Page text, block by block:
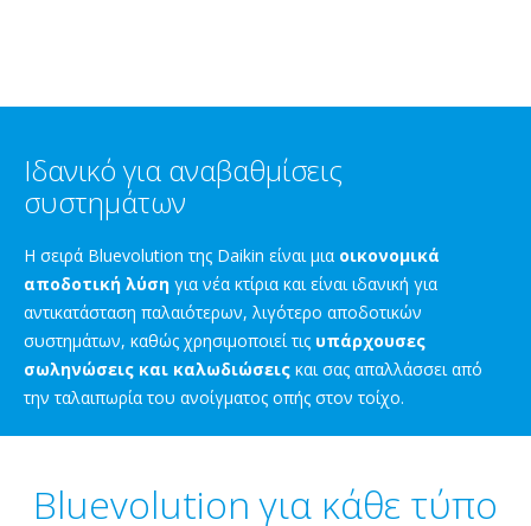
Ιδανικό για αναβαθμίσεις
συστημάτων
Η σειρά Bluevolution της Daikin είναι μια οικονομικά
αποδοτική λύση για νέα κτίρια και είναι ιδανική για
αντικατάσταση παλαιότερων, λιγότερο αποδοτικών
συστημάτων, καθώς χρησιμοποιεί τις υπάρχουσες
σωληνώσεις και καλωδιώσεις και σας απαλλάσσει από
την ταλαιπωρία του ανοίγματος οπής στον τοίχο.
Bluevolution για κάθε τύπο